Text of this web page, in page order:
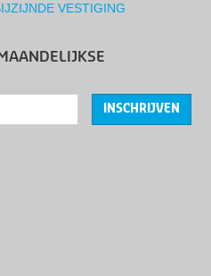
VESTIGING
INSCHRIJVEN